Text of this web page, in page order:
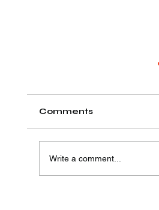
Comments
Write a comment...